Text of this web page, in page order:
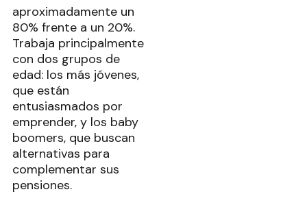
aproximadamente un
80% frente a un 20%.
Trabaja principalmente
con dos grupos de
edad: los más jóvenes,
que están
entusiasmados por
emprender, y los baby
boomers, que buscan
alternativas para
complementar sus
pensiones.